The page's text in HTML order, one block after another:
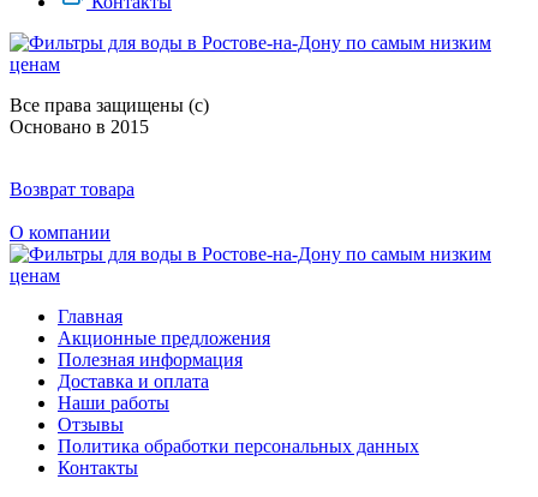
Все права защищены (с)
Основано в 2015
Возврат товара
О компании
Главная
Акционные предложения
Полезная информация
Доставка и оплата
Наши работы
Отзывы
Политика обработки персональных данных
Контакты